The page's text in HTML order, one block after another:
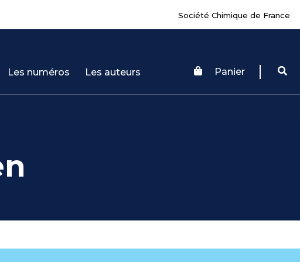
Société Chimique de France
Les numéros Les auteurs Panier